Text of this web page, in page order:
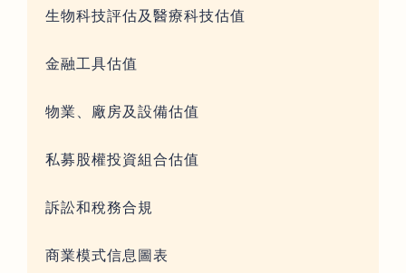
生物科技評估及醫療科技估值
金融工具估值
物業、廠房及設備估值
私募股權投資組合估值
訴訟和稅務合規
商業模式信息圖表